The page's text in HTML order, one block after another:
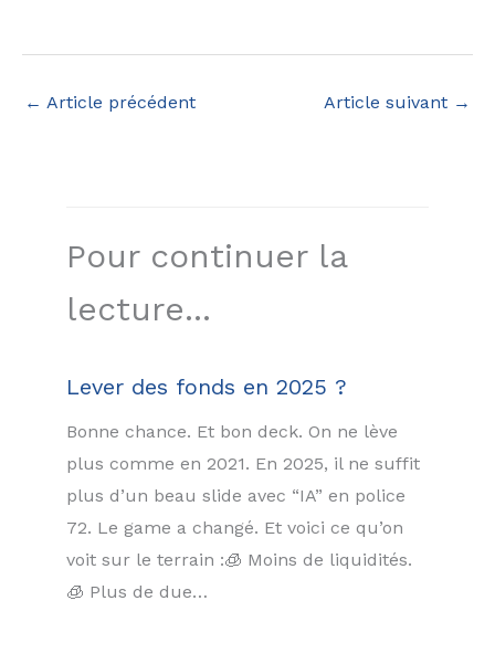
← Article précédent Article suivant →
Pour continuer la
lecture...
Lever des fonds en 2025 ?
Bonne chance. Et bon deck. On ne lève
plus comme en 2021. En 2025, il ne suffit
plus d’un beau slide avec “IA” en police
72. Le game a changé. Et voici ce qu’on
voit sur le terrain :🧊 Moins de liquidités.
🧊 Plus de due…